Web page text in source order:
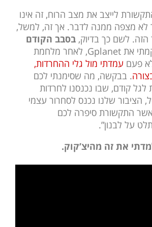
לייצב את מצב הרוח, זה אינו
לא מצפה ממנה לדבר. אך זה, למשל,
לשם כך בדיוק, בסבב הקודם
, הקמתי את Gplanet, לאחר מלחמת
פעם עמדתי מול גלי ההחרדות,
. בבקשה, מה שסימנתי לכם
לגל קודם, שבו נכנסנו לחרדות
הציבור שלנו נכנס לסחרור עצמי
התקשורת סיפרה לכם
על לבנון”.
את זה מהיצ’קוק.